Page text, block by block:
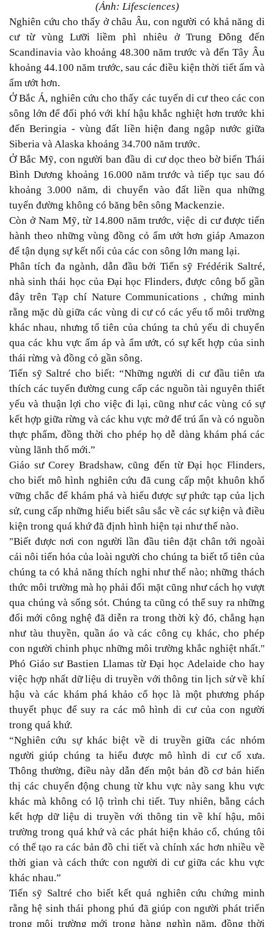
(Ảnh: Lifesciences)
Nghiên cứu cho thấy ở châu Âu, con người có khả năng di
cư từ vùng Lưỡi liềm phì nhiêu ở Trung Đông đến
Scandinavia vào khoảng 48.300 năm trước và đến Tây Âu
khoảng 44.100 năm trước, sau các điều kiện thời tiết ấm và
ẩm ướt hơn.
Ở Bắc Á, nghiên cứu cho thấy các tuyến di cư theo các con
sông lớn để đối phó với khí hậu khắc nghiệt hơn trước khi
đến Beringia - vùng đất liền hiện đang ngập nước giữa
Siberia và Alaska khoảng 34.700 năm trước.
Ở Bắc Mỹ, con người ban đầu di cư dọc theo bờ biển Thái
Bình Dương khoảng 16.000 năm trước và tiếp tục sau đó
khoảng 3.000 năm, di chuyển vào đất liền qua những
tuyến đường không có băng bên sông Mackenzie.
Còn ở Nam Mỹ, từ 14.800 năm trước, việc di cư được tiến
hành theo những vùng đồng cỏ ẩm ướt hơn giáp Amazon
để tận dụng sự kết nối của các con sông lớn mang lại.
Phân tích đa ngành, dẫn đầu bởi Tiến sỹ Frédérik Saltré,
nhà sinh thái học của Đại học Flinders, được công bố gần
đây trên Tạp chí Nature Communications , chứng minh
rằng mặc dù giữa các vùng di cư có các yếu tố môi trường
khác nhau, nhưng tổ tiên của chúng ta chủ yếu di chuyển
qua các khu vực ấm áp và ẩm ướt, có sự kết hợp của sinh
thái rừng và đồng cỏ gần sông.
Tiến sỹ Saltré cho biết: “Những người di cư đầu tiên ưa
thích các tuyến đường cung cấp các nguồn tài nguyên thiết
yếu và thuận lợi cho việc đi lại, cũng như các vùng có sự
kết hợp giữa rừng và các khu vực mở để trú ẩn và có nguồn
thực phẩm, đồng thời cho phép họ dễ dàng khám phá các
vùng lãnh thổ mới.”
Giáo sư Corey Bradshaw, cũng đến từ Đại học Flinders,
cho biết mô hình nghiên cứu đã cung cấp một khuôn khổ
vững chắc để khám phá và hiểu được sự phức tạp của lịch
sử, cung cấp những hiểu biết sâu sắc về các sự kiện và điều
kiện trong quá khứ đã định hình hiện tại như thế nào.
"Biết được nơi con người lần đầu tiên đặt chân tới ngoài
cái nôi tiến hóa của loài người cho chúng ta biết tổ tiên của
chúng ta có khả năng thích nghi như thế nào; những thách
thức môi trường mà họ phải đối mặt cũng như cách họ vượt
qua chúng và sống sót. Chúng ta cũng có thể suy ra những
đổi mới công nghệ đã diễn ra trong thời kỳ đó, chẳng hạn
như tàu thuyền, quần áo và các công cụ khác, cho phép
con người chinh phục những môi trường khắc nghiệt nhất."
Phó Giáo sư Bastien Llamas từ Đại học Adelaide cho hay
việc hợp nhất dữ liệu di truyền với thông tin lịch sử về khí
hậu và các khám phá khảo cổ học là một phương pháp
thuyết phục để suy ra các mô hình di cư của con người
trong quá khứ.
“Nghiên cứu sự khác biệt về di truyền giữa các nhóm
người giúp chúng ta hiểu được mô hình di cư cổ xưa.
Thông thường, điều này dẫn đến một bản đồ cơ bản hiển
thị các chuyển động chung từ khu vực này sang khu vực
khác mà không có lộ trình chi tiết. Tuy nhiên, bằng cách
kết hợp dữ liệu di truyền với thông tin về khí hậu, môi
trường trong quá khứ và các phát hiện khảo cổ, chúng tôi
có thể tạo ra các bản đồ chi tiết và chính xác hơn nhiều về
thời gian và cách thức con người di cư giữa các khu vực
khác nhau.”
Tiến sỹ Saltré cho biết kết quả nghiên cứu chứng minh
rằng hệ sinh thái phong phú đã giúp con người phát triển
trong môi trường mới trong hàng nghìn năm, đồng thời